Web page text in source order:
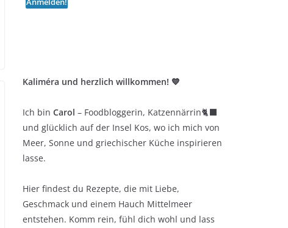
Kaliméra und herzlich willkommen! 💙
Ich bin Carol – Foodbloggerin, Katzennärrin🐈‍⬛
und glücklich auf der Insel Kos, wo ich mich von
Meer, Sonne und griechischer Küche inspirieren
lasse.
Hier findest du Rezepte, die mit Liebe,
Geschmack und einem Hauch Mittelmeer
entstehen. Komm rein, fühl dich wohl und lass